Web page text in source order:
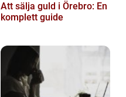
Att sälja guld i Örebro: En
komplett guide